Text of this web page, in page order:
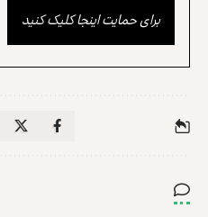
برای حمایت اینجا کلیک کنید